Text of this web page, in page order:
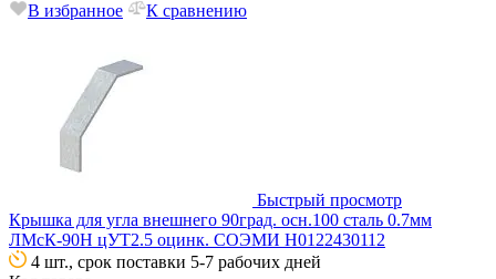
В избранное К сравнению
Быстрый просмотр
Крышка для угла внешнего 90град. осн.100 сталь 0.7мм
ЛМсК-90Н цУТ2.5 оцинк. СОЭМИ Н0122430112
4 шт., срок поставки 5-7 рабочих дней